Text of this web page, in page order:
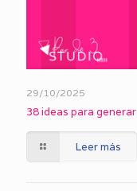
29/10/2025
38 ideas para
Leer más